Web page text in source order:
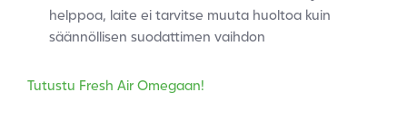
helppoa, laite ei tarvitse muuta huoltoa kuin
säännöllisen suodattimen vaihdon
Tutustu Fresh Air Omegaan!